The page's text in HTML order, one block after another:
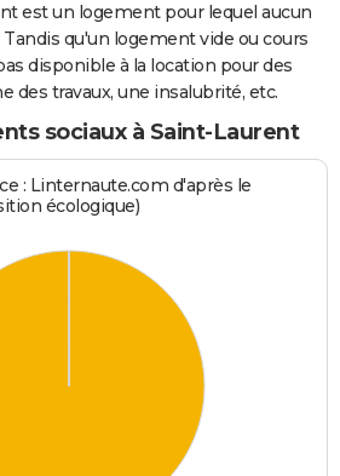
est un logement pour lequel aucun
qu'un logement vide ou cours
disponible à la location pour des
des travaux, une insalubrité, etc.
sociaux à Saint-Laurent
: Linternaute.com d'après le
écologique)